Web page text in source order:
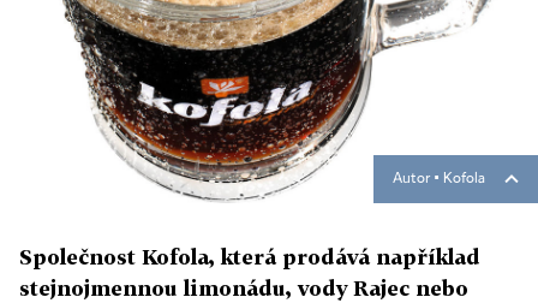
Autor ▪ Kofola
Společnost Kofola, která prodává například
stejnojmennou limonádu, vody Rajec nebo